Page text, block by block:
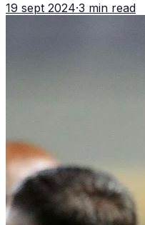
para criticar
19 sept 2024·3 min read